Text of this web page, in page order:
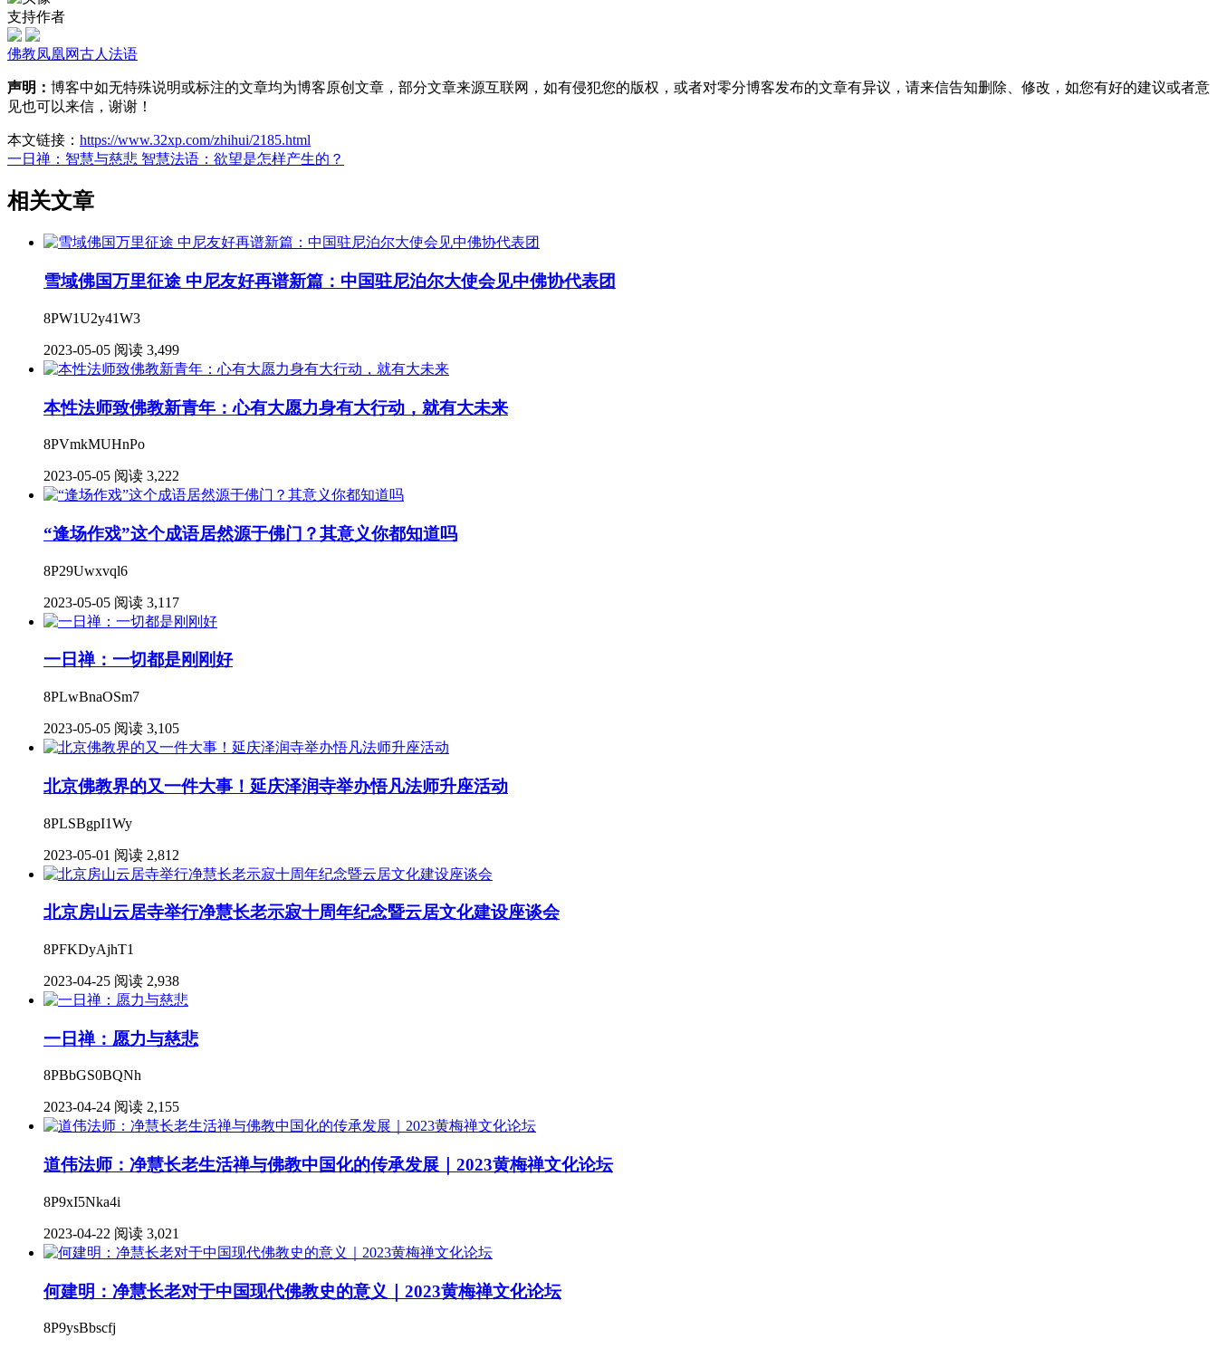
支持作者
佛教凤凰网古人 法语
声明： 博客中如无特殊说明或标注的文章均为博客原创文章，部分文章来源互联网，如有侵犯您的版权，或者对零分博客发布的文章有异议，请来信告知删除、修改，如您有好的建议或者意
见也可以来信，谢谢！
本文链接： https://www.32xp.com/zhihui/2185.html
一日禅：智慧与慈悲 智慧法语：欲望是怎样产生的？
相关文章
雪域佛国万里征途 中尼友好再谱新篇：中国驻尼泊尔大使会见中佛协代表团
8PW1U2y41W3
2023-05-05 阅读 3,499
本性法师致佛教新青年：心有大愿力身有大行动，就有大未来
8PVmkMUHnPo
2023-05-05 阅读 3,222
“逢场作戏”这个成语居然源于佛门？其意义你都知道吗
8P29Uwxvql6
2023-05-05 阅读 3,117
一日禅：一切都是刚刚好
8PLwBnaOSm7
2023-05-05 阅读 3,105
北京佛教界的又一件大事！延庆泽润寺举办悟凡法师升座活动
8PLSBgpI1Wy
2023-05-01 阅读 2,812
北京房山云居寺举行净慧长老示寂十周年纪念暨云居文化建设座谈会
8PFKDyAjhT1
2023-04-25 阅读 2,938
一日禅：愿力与慈悲
8PBbGS0BQNh
2023-04-24 阅读 2,155
道伟法师：净慧长老生活禅与佛教中国化的传承发展｜2023黄梅禅文化论坛
8P9xI5Nka4i
2023-04-22 阅读 3,021
何建明：净慧长老对于中国现代佛教史的意义｜2023黄梅禅文化论坛
8P9ysBbscfj